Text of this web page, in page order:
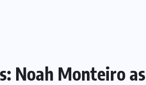
Noah Monteiro